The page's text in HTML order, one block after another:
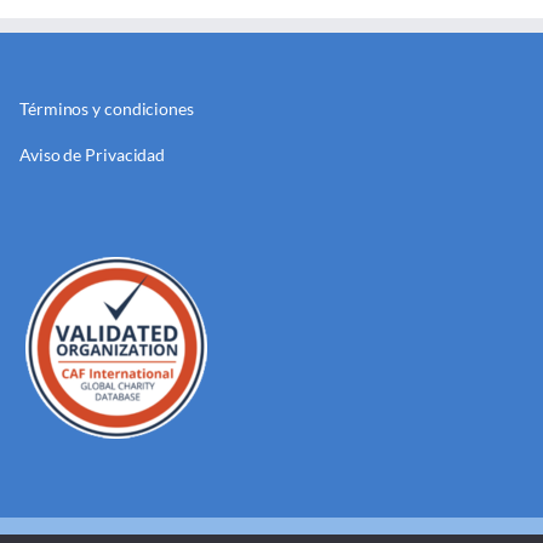
Términos y condiciones
Aviso de Privacidad